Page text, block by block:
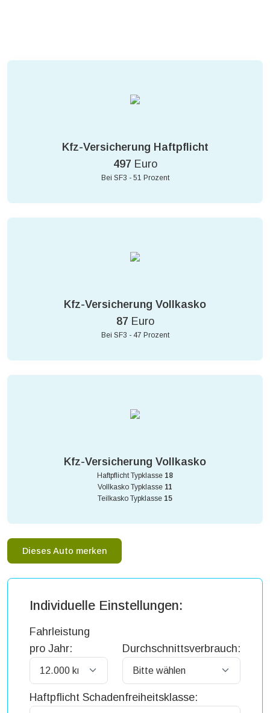
Kfz-Versicherung Haftpflicht
497 Euro
Bei SF3 - 51 Prozent
Kfz-Versicherung Vollkasko
87 Euro
Bei SF3 - 47 Prozent
Kfz-Versicherung Vollkasko
Haftpflicht Typklasse 18
Vollkasko Typklasse 11
Teilkasko Typklasse 15
Dieses Auto merken
Individuelle Einstellungen:
Fahrleistung
pro Jahr:
Durchschnittsverbrauch:
Haftpflicht Schadenfreiheitsklasse: